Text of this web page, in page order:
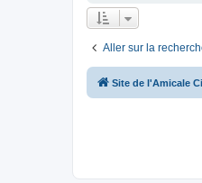
Aller sur la
Site de l'Amicale